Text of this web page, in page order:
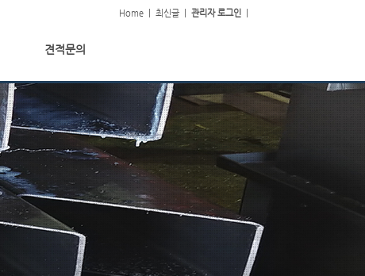
Home 최신글 관리자 로그인
견적문의